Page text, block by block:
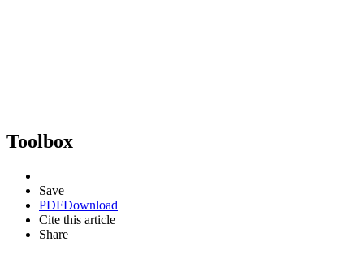
Toolbox
Save
PDFDownload
Cite this article
Share